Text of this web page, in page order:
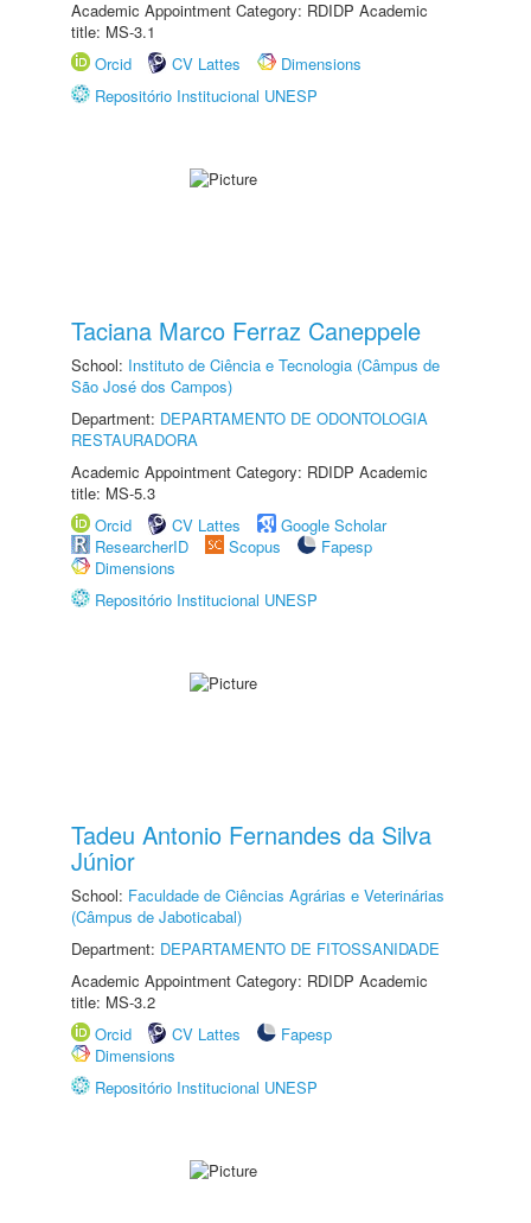
Academic Appointment Category: RDIDP Academic
title: MS-3.1
Orcid
CV Lattes
Dimensions
Repositório Institucional UNESP
Taciana Marco Ferraz Caneppele
School: Instituto de Ciência e Tecnologia (Câmpus de
São José dos Campos)
Department: DEPARTAMENTO DE ODONTOLOGIA
RESTAURADORA
Academic Appointment Category: RDIDP Academic
title: MS-5.3
Orcid
CV Lattes
Google Scholar
ResearcherID
Scopus
Fapesp
Dimensions
Repositório Institucional UNESP
Tadeu Antonio Fernandes da Silva
Júnior
School: Faculdade de Ciências Agrárias e Veterinárias
(Câmpus de Jaboticabal)
Department: DEPARTAMENTO DE FITOSSANIDADE
Academic Appointment Category: RDIDP Academic
title: MS-3.2
Orcid
CV Lattes
Fapesp
Dimensions
Repositório Institucional UNESP